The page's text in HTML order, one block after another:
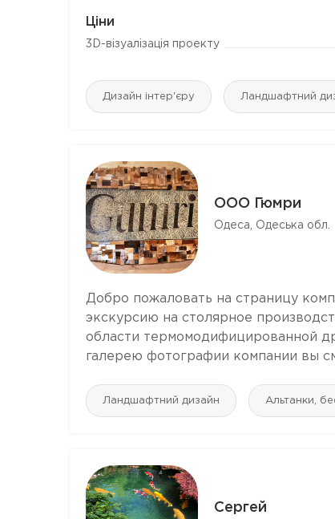
Ціни
3D-візуалізація проекту
Дизайн інтер'єру Ландшафтний
ООО Гюмри
Одеса, Одеська обл.
Добро пожаловать на страницу
экскурсию на столярное
области термомодифицированной
галерею фотографии компании вы
Ландшафтний дизайн Альтанки,
Сергей